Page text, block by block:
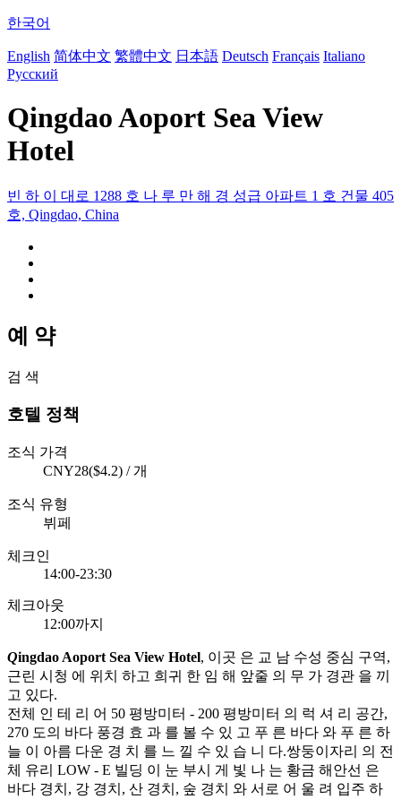
한국어
English 简体中文 繁體中文 日本語 Deutsch Français Italiano
Русский
Qingdao Aoport Sea View
Hotel
빈 하 이 대로 1288 호 나 루 만 해 경 성급 아파트 1 호 건물 405
호, Qingdao, China
예 약
검 색
호텔 정책
조식 가격
CNY28($4.2) / 개
조식 유형
뷔페
체크인
14:00-23:30
체크아웃
12:00까지
Qingdao Aoport Sea View Hotel, 이곳 은 교 남 수성 중심 구역,
근린 시청 에 위치 하고 희귀 한 임 해 앞줄 의 무 가 경관 을 끼
고 있다.
전체 인 테 리 어 50 평방미터 - 200 평방미터 의 럭 셔 리 공간,
270 도의 바다 풍경 효 과 를 볼 수 있 고 푸 른 바다 와 푸 른 하
늘 이 아름 다운 경 치 를 느 낄 수 있 습 니 다.쌍둥이자리 의 전
체 유리 LOW - E 빌딩 이 눈 부시 게 빛 나 는 황금 해안선 은
바다 경치, 강 경치, 산 경치, 숲 경치 와 서로 어 울 려 입주 하